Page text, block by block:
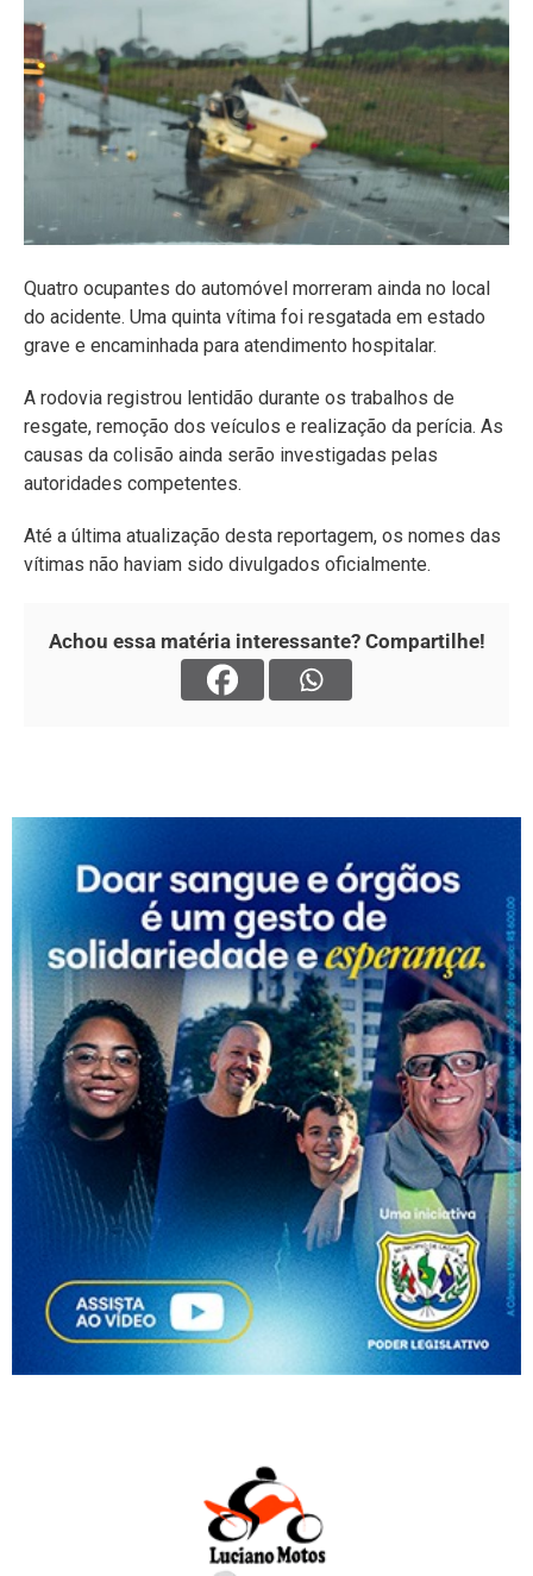
Quatro ocupantes do automóvel morreram ainda no local
do acidente. Uma quinta vítima foi resgatada em estado
grave e encaminhada para atendimento hospitalar.
A rodovia registrou lentidão durante os trabalhos de
resgate, remoção dos veículos e realização da perícia. As
causas da colisão ainda serão investigadas pelas
autoridades competentes.
Até a última atualização desta reportagem, os nomes das
vítimas não haviam sido divulgados oficialmente.
Achou essa matéria interessante? Compartilhe!